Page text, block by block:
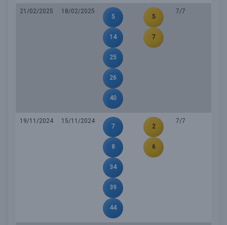
21/02/2025
18/02/2025
5
14
25
26
40
5
7
7/7
19/11/2024
15/11/2024
7
8
34
39
44
2
6
7/7